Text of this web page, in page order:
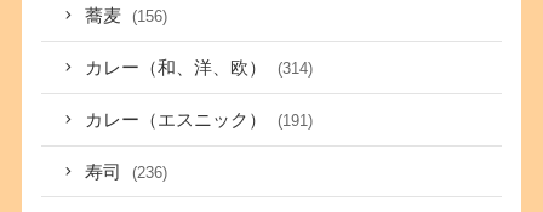
蕎麦 (156)
カレー（和、洋、欧） (314)
カレー（エスニック） (191)
寿司 (236)